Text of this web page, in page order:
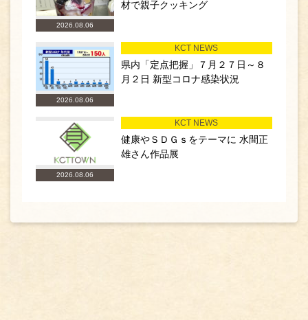
2026.08.06
材で親子クッキング
2026.08.06
KCT NEWS
県内「定点把握」７月２７日～８
月２日 新型コロナ感染状況
2026.08.06
KCT NEWS
健康やＳＤＧｓをテーマに 水間正
雄さん作品展